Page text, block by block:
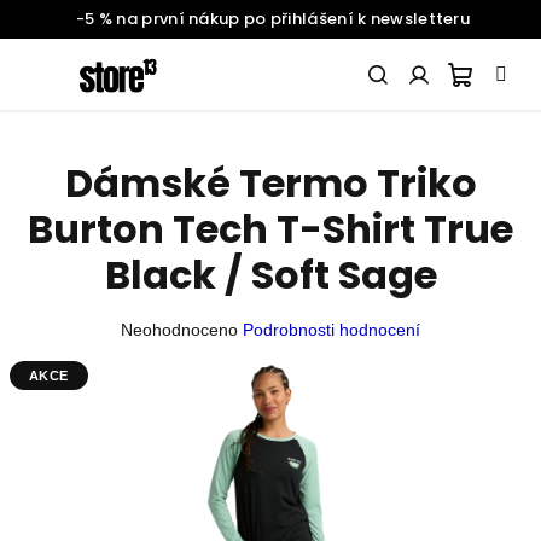
Doprava zdarma při nákupu nad 2 000 Kč
košík
SNOWBOARDING
ŽENY
Dámské Termo Triko
Burton Tech T-Shirt True
Black / Soft Sage
Průměrné
Neohodnoceno Podrobnosti hodnocení
AKCE